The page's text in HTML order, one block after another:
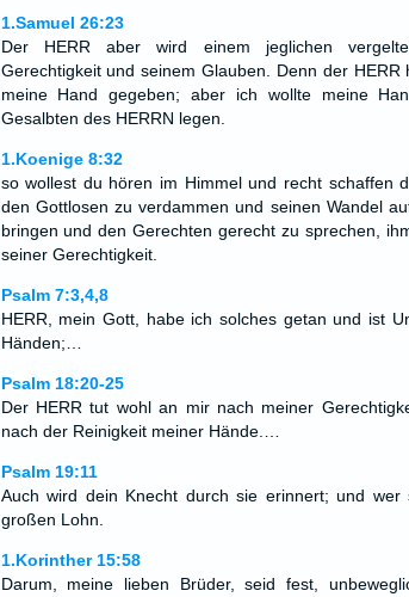
1.Samuel 26:23
Der HERR aber wird einem jeglichen
Gerechtigkeit und seinem Glauben. Denn der HERR
meine Hand gegeben; aber ich wollte meine
Gesalbten des HERRN legen.
1.Koenige 8:32
so wollest du hören im Himmel und recht schaffen
den Gottlosen zu verdammen und seinen Wandel
bringen und den Gerechten gerecht zu sprechen,
seiner Gerechtigkeit.
Psalm 7:3,4,8
HERR, mein Gott, habe ich solches getan und ist
Händen;…
Psalm 18:20-25
Der HERR tut wohl an mir nach meiner
nach der Reinigkeit meiner Hände.…
Psalm 19:11
Auch wird dein Knecht durch sie erinnert; und
großen Lohn.
1.Korinther 15:58
Darum, meine lieben Brüder, seid fest,